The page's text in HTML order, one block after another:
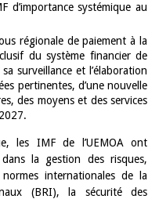
d’importance systémique au
régionale de paiement à la
du système financier de
surveillance et l’élaboration
pertinentes, d’une nouvelle
des moyens et des services
les IMF de l’UEMOA ont
la gestion des risques,
internationales de la
(BRI), la sécurité des